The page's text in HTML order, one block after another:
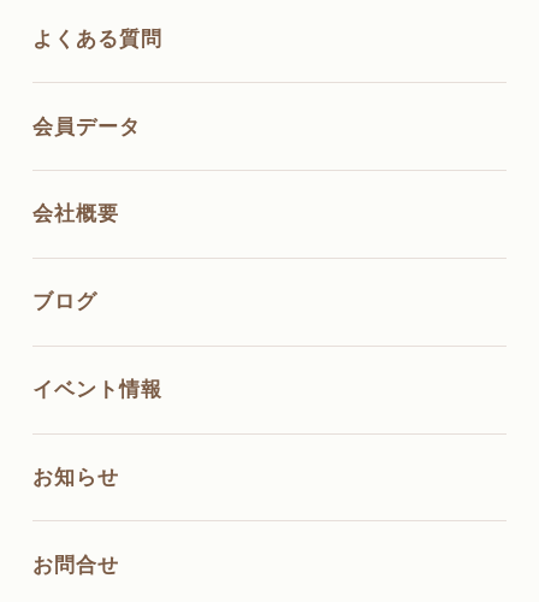
よくある質問
会員データ
会社概要
ブログ
イベント情報
お知らせ
お問合せ